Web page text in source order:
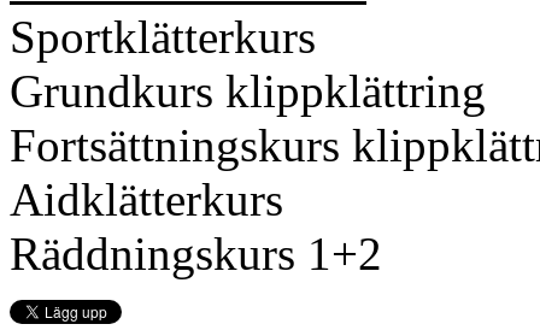
Sportklätterkurs
Grundkurs klippklättring
Fortsättningskurs
Aidklätterkurs
Räddningskurs 1+2